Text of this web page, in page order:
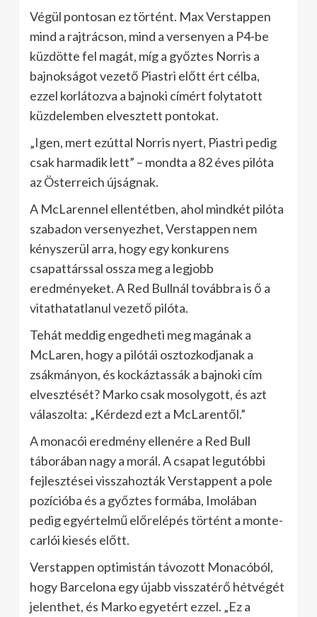
Végül pontosan ez történt. Max Verstappen
mind a rajtrácson, mind a versenyen a P4-be
küzdötte fel magát, míg a győztes Norris a
bajnokságot vezető Piastri előtt ért célba,
ezzel korlátozva a bajnoki címért folytatott
küzdelemben elvesztett pontokat.
„Igen, mert ezúttal Norris nyert, Piastri pedig
csak harmadik lett” – mondta a 82 éves pilóta
az Österreich újságnak.
A McLarennel ellentétben, ahol mindkét pilóta
szabadon versenyezhet, Verstappen nem
kényszerül arra, hogy egy konkurens
csapattárssal ossza meg a legjobb
eredményeket. A Red Bullnál továbbra is ő a
vitathatatlanul vezető pilóta.
Tehát meddig engedheti meg magának a
McLaren, hogy a pilótái osztozkodjanak a
zsákmányon, és kockáztassák a bajnoki cím
elvesztését? Marko csak mosolygott, és azt
válaszolta: „Kérdezd ezt a McLarentől.”
A monacói eredmény ellenére a Red Bull
táborában nagy a morál. A csapat legutóbbi
fejlesztései visszahozták Verstappent a pole
pozícióba és a győztes formába, Imolában
pedig egyértelmű előrelépés történt a monte-
carlói kiesés előtt.
Verstappen optimistán távozott Monacóból,
hogy Barcelona egy újabb visszatérő hétvégét
jelenthet, és Marko egyetért ezzel. „Ez a